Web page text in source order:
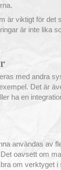
är viktigt för det
är inte lika
med andra
Det är
ha en
användas av
oavsett om
om verktyget